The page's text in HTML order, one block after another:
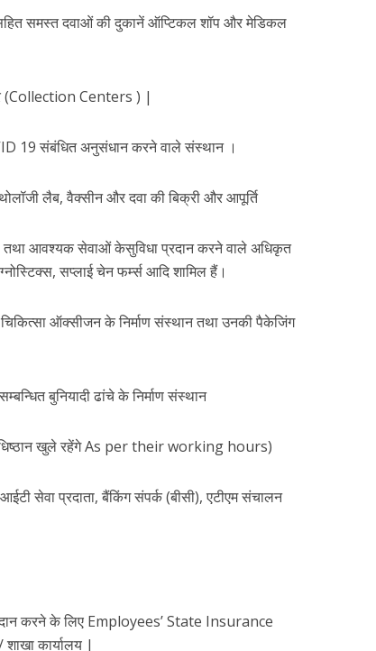
समस्त दवाओं की दुकानें ऑप्टिकल शॉप और मेडिकल
(Collection Centers ) |
19 संबंधित अनुसंधान करने वाले संस्थान ।
लैब, वैक्सीन और दवा की बिक्री और आपूर्ति
आवश्यक सेवाओं केसुविधा प्रदान करने वाले अधिकृत
सप्लाई चेन फर्म्स आदि शामिल हैं।
ऑक्सीजन के निर्माण संस्थान तथा उनकी पैकेजिंग
बुनियादी ढांचे के निर्माण संस्थान
खुले रहेंगे As per their working hours)
सेवा प्रदाता, बैंकिंग संपर्क (बीसी), एटीएम संचालन
करने के लिए Employees’ State Insurance
कार्यालय |